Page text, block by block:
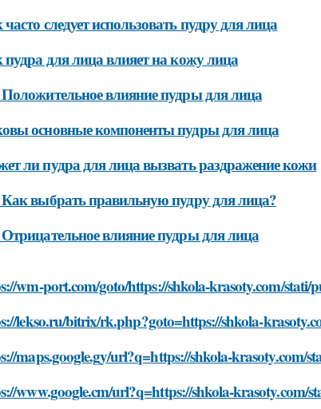
следует использовать пудру для лица
для лица влияет на кожу лица
влияние пудры для лица
основные компоненты пудры для лица
ли пудра для лица вызвать раздражение кожи
выбрать правильную пудру для лица?
влияние пудры для лица
wm-port.com/goto/https://shkola-krasoty.com/
lekso.ru/bitrix/rk.php?goto=https://shkola-
maps.google.gy/url?q=https://shkola-krasoty.com/
www.google.cm/url?q=https://shkola-krasoty.com/